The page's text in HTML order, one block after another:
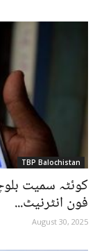
TBP Balochistan
کوئٹہ سمیت
فون انٹرنیٹ...
August 30, 2025